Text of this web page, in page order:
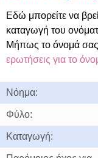
Εδώ μπορείτε να
καταγωγή του
Μήπως το όνομά σας
ερωτήσεις για το
Νόημα:
Φύλο:
Καταγωγή: